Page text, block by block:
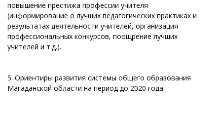
повышение престижа профессии учителя
(информирование о лучших педагогических практиках и
результатах деятельности учителей, организация
профессиональных конкурсов, поощрение лучших
учителей и т.д.).
5. Ориентиры развития системы общего образования
Магаданской области на период до 2020 года